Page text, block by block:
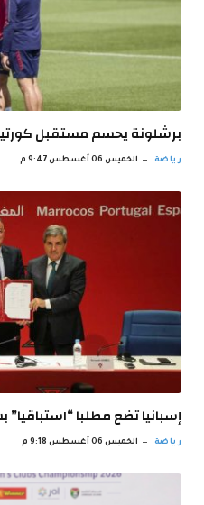
برشلونة يحسم مستقبل
رياضة الخميس 06 أغسطس 9:47 م
إسبانيا تضع مطلبا “استباقيا”
رياضة الخميس 06 أغسطس 9:18 م